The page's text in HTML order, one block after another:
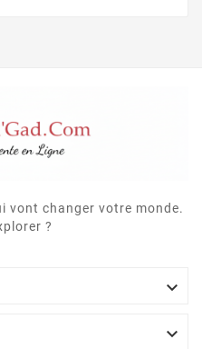
vont changer votre monde.
?

